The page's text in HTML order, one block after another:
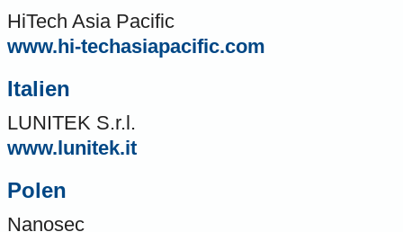
HiTech Asia Pacific
www.hi-techasiapacific.com
Italien
LUNITEK S.r.l.
www.lunitek.it
Polen
Nanosec